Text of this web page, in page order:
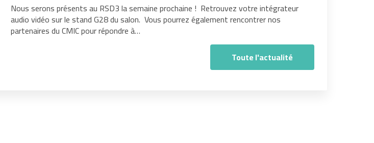
Nous serons présents au RSD3 la semaine prochaine ! Retrouvez votre intégrateur
audio vidéo sur le stand G28 du salon. Vous pourrez également rencontrer nos
partenaires du CMIC pour répondre à…
Toute l'actualité